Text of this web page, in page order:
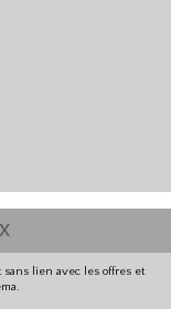
lien avec les offres et